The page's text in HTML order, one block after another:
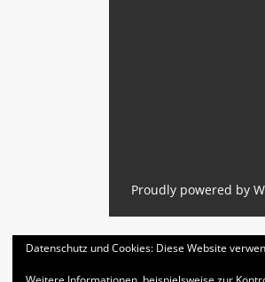
Proudly powered by
Datenschutz und Cookies: Diese Website